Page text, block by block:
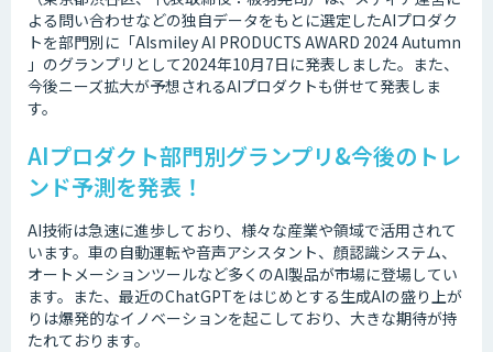
よる問い合わせなどの独自データをもとに選定したAIプロダク
トを部門別に「AIsmiley AI PRODUCTS AWARD 2024 Autumn
」のグランプリとして2024年10月7日に発表しました。また、
今後ニーズ拡大が予想されるAIプロダクトも併せて発表しま
す。
AIプロダクト部門別グランプリ&今後のトレ
ンド予測を発表！
AI技術は急速に進歩しており、様々な産業や領域で活用されて
います。車の自動運転や音声アシスタント、顔認識システム、
オートメーションツールなど多くのAI製品が市場に登場してい
ます。また、最近のChatGPTをはじめとする生成AIの盛り上が
りは爆発的なイノベーションを起こしており、大きな期待が持
たれております。